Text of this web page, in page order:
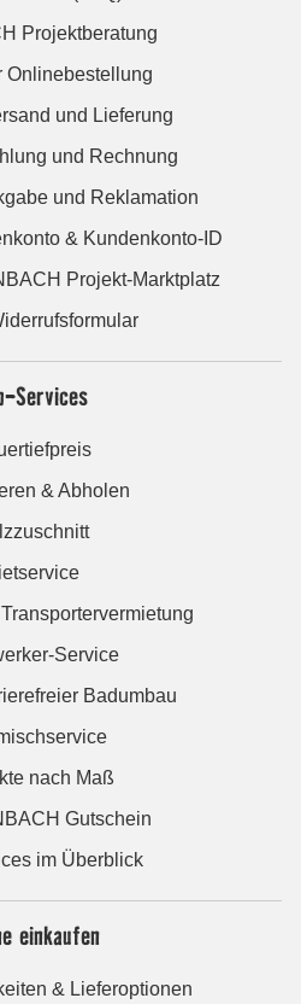
Projektberatung
Onlinebestellung
und Lieferung
und Rechnung
und Reklamation
& Kundenkonto-ID
Projekt-Marktplatz
Services
& Abholen
Service
Badumbau
nach Maß
Gutschein
im Überblick
einkaufen
& Lieferoptionen